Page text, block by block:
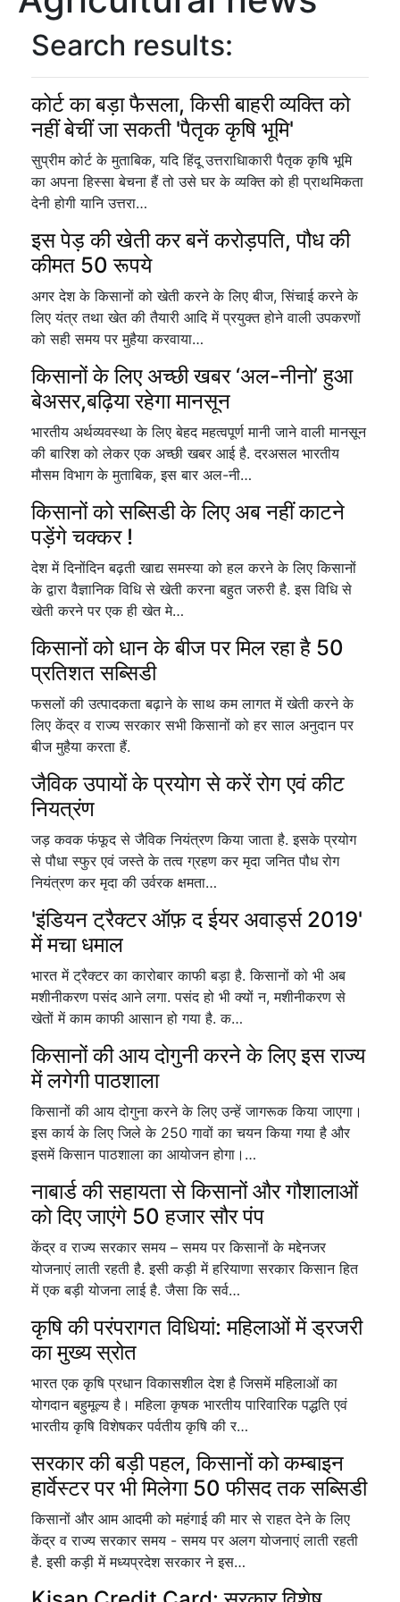
Search results:
कोर्ट का बड़ा फैसला, किसी बाहरी व्यक्ति को
नहीं बेचीं जा सकती 'पैतृक कृषि भूमि'
सुप्रीम कोर्ट के मुताबिक, यदि हिंदू उत्तराधिाकारी पैतृक कृषि भूमि
का अपना हिस्सा बेचना हैं तो उसे घर के व्यक्ति को ही प्राथमिकता
देनी होगी यानि उत्तरा…
इस पेड़ की खेती कर बनें करोड़पति, पौध की
कीमत 50 रूपये
अगर देश के किसानों को खेती करने के लिए बीज, सिंचाई करने के
लिए यंत्र तथा खेत की तैयारी आदि में प्रयुक्त होने वाली उपकरणों
को सही समय पर मुहैया करवाया…
किसानों के लिए अच्छी खबर ‘अल-नीनो’ हुआ
बेअसर,बढ़िया रहेगा मानसून
भारतीय अर्थव्यवस्था के लिए बेहद महत्वपूर्ण मानी जाने वाली मानसून
की बारिश को लेकर एक अच्छी खबर आई है. दरअसल भारतीय
मौसम विभाग के मुताबिक, इस बार अल-नी…
किसानों को सब्सिडी के लिए अब नहीं काटने
पड़ेंगे चक्कर !
देश में दिनोंदिन बढ़ती खाद्य समस्या को हल करने के लिए किसानों
के द्वारा वैज्ञानिक विधि से खेती करना बहुत जरुरी है. इस विधि से
खेती करने पर एक ही खेत मे…
किसानों को धान के बीज पर मिल रहा है 50
प्रतिशत सब्सिडी
फसलों की उत्पादकता बढ़ाने के साथ कम लागत में खेती करने के
लिए केंद्र व राज्य सरकार सभी किसानों को हर साल अनुदान पर
बीज मुहैया करता हैं.
जैविक उपायों के प्रयोग से करें रोग एवं कीट
नियत्रंण
जड़ कवक फंफूद से जैविक नियंत्रण किया जाता है. इसके प्रयोग
से पौधा स्फुर एवं जस्ते के तत्व ग्रहण कर मृदा जनित पौध रोग
नियंत्रण कर मृदा की उर्वरक क्षमता…
'इंडियन ट्रैक्टर ऑफ़ द ईयर अवार्ड्स 2019'
में मचा धमाल
भारत में ट्रैक्टर का कारोबार काफी बड़ा है. किसानों को भी अब
मशीनीकरण पसंद आने लगा. पसंद हो भी क्यों न, मशीनीकरण से
खेतों में काम काफी आसान हो गया है. क…
किसानों की आय दोगुनी करने के लिए इस राज्य
में लगेगी पाठशाला
किसानों की आय दोगुना करने के लिए उन्हें जागरूक किया जाएगा।
इस कार्य के लिए जिले के 250 गावों का चयन किया गया है और
इसमें किसान पाठशाला का आयोजन होगा।…
नाबार्ड की सहायता से किसानों और गौशालाओं
को दिए जाएंगे 50 हजार सौर पंप
केंद्र व राज्य सरकार समय – समय पर किसानों के मद्देनजर
योजनाएं लाती रहती है. इसी कड़ी में हरियाणा सरकार किसान हित
में एक बड़ी योजना लाई है. जैसा कि सर्व…
कृषि की परंपरागत विधियां: महिलाओं में ड्रजरी
का मुख्य स्रोत
भारत एक कृषि प्रधान विकासशील देश है जिसमें महिलाओं का
योगदान बहुमूल्य है। महिला कृषक भारतीय पारिवारिक पद्धति एवं
भारतीय कृषि विशेषकर पर्वतीय कृषि की र…
सरकार की बड़ी पहल, किसानों को कम्बाइन
हार्वेस्टर पर भी मिलेगा 50 फीसद तक सब्सिडी
किसानों और आम आदमी को महंगाई की मार से राहत देने के लिए
केंद्र व राज्य सरकार समय - समय पर अलग योजनाएं लाती रहती
है. इसी कड़ी में मध्यप्रदेश सरकार ने इस…